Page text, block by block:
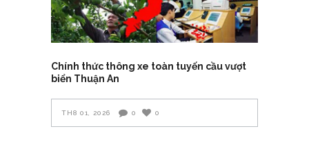
Chính thức thông xe toàn tuyến cầu vượt
biển Thuận An
TH8 01, 2026 0 0